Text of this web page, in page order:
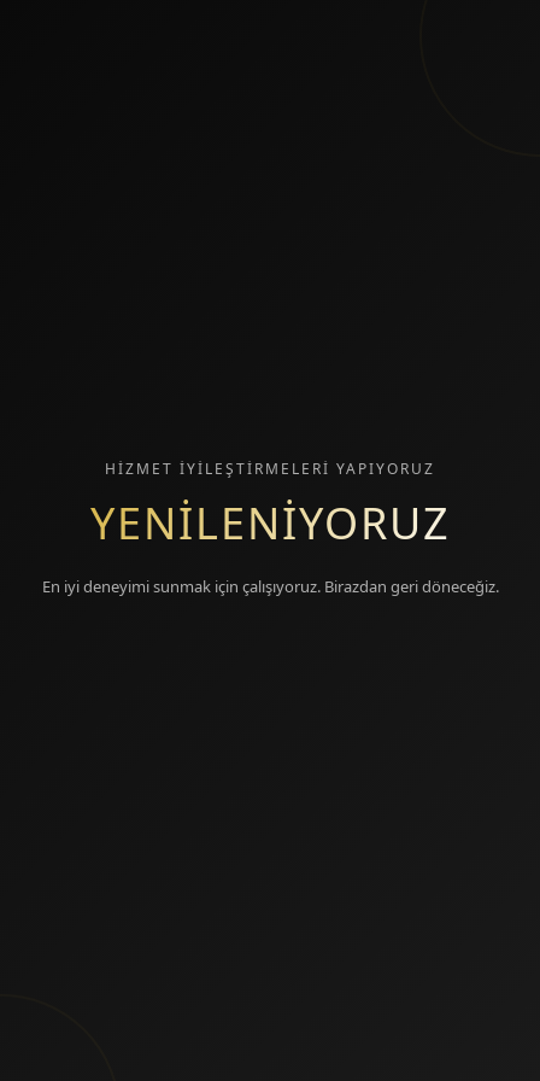
HİZMET İYİLEŞTİRMELERİ YAPIYORUZ
YENİLENİYORUZ
En iyi deneyimi sunmak için çalışıyoruz. Birazdan geri döneceğiz.